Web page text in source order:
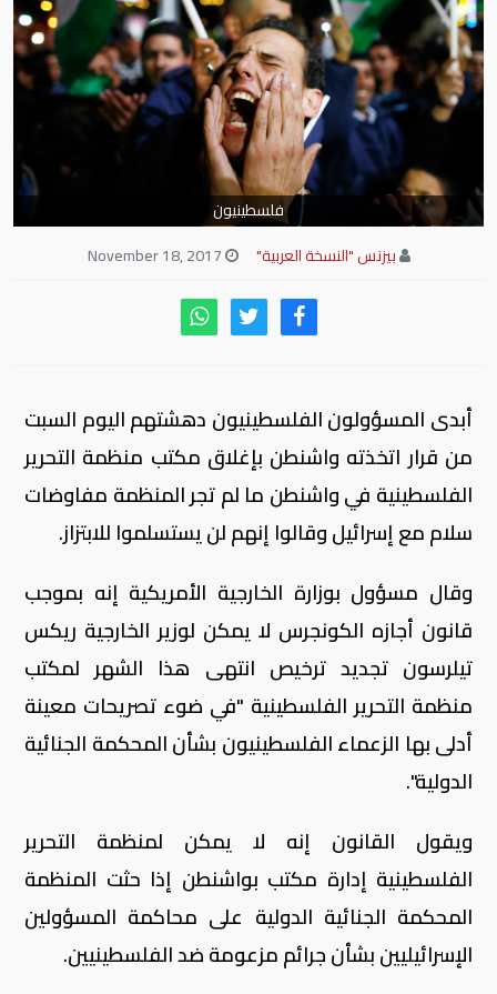
فلسطينيون
بيزنس "النسخة العربية"
أبدى المسؤولون الفلسطينيون دهشتهم اليوم السبت
من قرار اتخذته واشنطن بإغلاق مكتب منظمة التحرير
الفلسطينية في واشنطن ما لم تجر المنظمة مفاوضات
سلام مع إسرائيل وقالوا إنهم لن يستسلموا للابتزاز.
وقال مسؤول بوزارة الخارجية الأمريكية إنه بموجب
قانون أجازه الكونجرس لا يمكن لوزير الخارجية ريكس
تيلرسون تجديد ترخيص انتهى هذا الشهر لمكتب
منظمة التحرير الفلسطينية "في ضوء تصريحات معينة
أدلى بها الزعماء الفلسطينيون بشأن المحكمة الجنائية
الدولية".
ويقول القانون إنه لا يمكن لمنظمة التحرير
الفلسطينية إدارة مكتب بواشنطن إذا حثت المنظمة
المحكمة الجنائية الدولية على محاكمة المسؤولين
الإسرائيليين بشأن جرائم مزعومة ضد الفلسطينيين.